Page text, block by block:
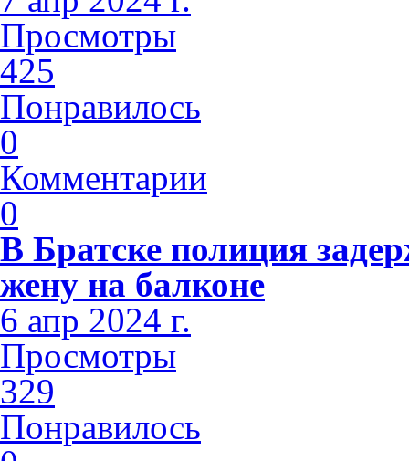
Просмотры
425
Понравилось
0
Комментарии
0
В Братске полиция
жену на балконе
6 апр 2024 г.
Просмотры
329
Понравилось